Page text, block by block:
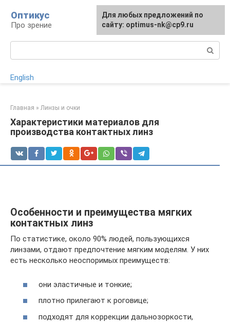
контенту
Оптикус
Про зрение
English
Главная » Линзы и очки
Характеристики материалов для
производства контактных линз
Особенности и преимущества мягких
контактных линз
По статистике, около 90% людей, пользующихся
линзами, отдают предпочтение мягким моделям. У них
есть несколько неоспоримых преимуществ:
они эластичные и тонкие;
плотно прилегают к роговице;
подходят для коррекции дальнозоркости,
Для любых предложений по
сайту: optimus-nk@cp9.ru